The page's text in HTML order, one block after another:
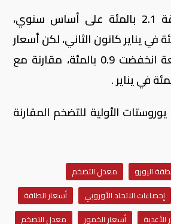
ونمت أسعار الطاقة 2.1 بالمئة على أساس سنوي،
مع 2.2 بالمئة في يناير كانون الثاني، لكن أسعار
الأغذية غير المصنعة انخفضت 0.9 بالمئة، مقارنة مع
الأولية للتضخم المقارنة
اليورو
معدل التضخم
إحصاءات الاتحاد الأوروبي
أسعار الطاقة
الأغذية أسعار الخمور معدل التضخم